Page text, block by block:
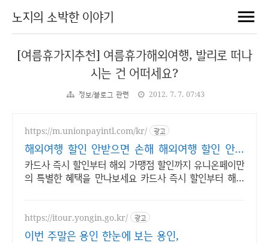
노지의 소박한 이야기
[여름휴가지추천] 여름휴가해외여행, 발리로 떠나
시는 건 어떠세요?
정보/블로그 관련 2012. 7. 7. 07:43
https://m.unionpayintl.com/kr/ 광고
해외여행 할인 안받으면 손해 해외여행 할인 안받
으면 손해
카드사 즉시 할인부터 해외 가맹점 할인까지 유니온페이만
의 특별한 혜택을 만나보세요 카드사 즉시 할인부터 해외
https://itour.yongin.go.kr/ 광고
이번 주말은 용인 한눈에 보는 용인,